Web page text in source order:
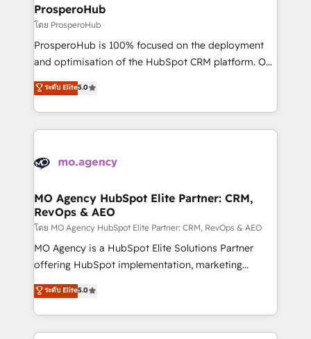
empowering our clients and developing their
autonomy. Get to grips with HubSpot through
guided implementation and seamless integration of
the CRM platform into your digital ecosystem. Would
marketing strategy? We'll provide support tailored
to your needs and sales objectives. With 125+
Accreditations. Based in Canada (coast to coast), our
services are offered in both English & French.
ProsperoHub
โดย ProsperoHub
ProsperoHub is 100% focused on the deployment
and optimisation of the HubSpot CRM platform. Our
highly experienced team of solutions experts will
ensure that you achieve maximum adoption and
ROI from your HubSpot investment. Use our
extensive HubSpot, sales, marketing, service and
HubSpot journey, design and implement your
infrastructure to life. Our collaborative approach
keeps you in control whilst we plan and support the
route to your revenue goals. We have successfully
supported over 500 organisations with HubSpot
implementation, optimisation, training, and
methodology will ensure that you receive the best
deployment experience possible. Whether you are
ระดับ Elite5.0
MO Agency HubSpot Elite Partner: CRM,
RevOps & AEO
โดย MO Agency HubSpot Elite Partner: CRM, RevOps & AEO
MO Agency is a HubSpot Elite Solutions Partner
offering HubSpot implementation, marketing
automation, CRM and RevOps consulting, data
architecture, sales enablement, lifecycle automation,
lead scoring and revenue reporting. HubSpot,
Salesforce and integrated enterprise stacks. Digital
ระดับ Elite5.0